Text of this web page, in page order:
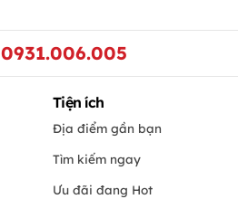
0931.006.005
Tiện ích
Địa điểm gần bạn
Tìm kiếm ngay
Ưu đãi đang Hot